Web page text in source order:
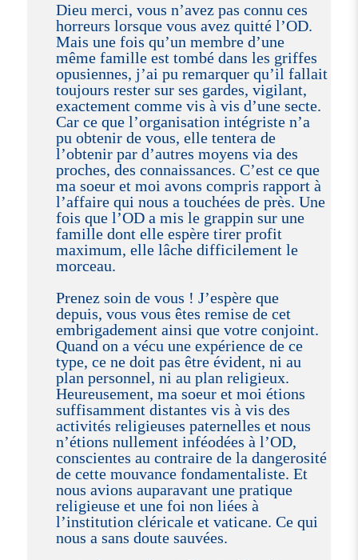
Dieu merci, vous n’avez pas connu ces
horreurs lorsque vous avez quitté l’OD.
Mais une fois qu’un membre d’une
même famille est tombé dans les griffes
opusiennes, j’ai pu remarquer qu’il fallait
toujours rester sur ses gardes, vigilant,
exactement comme vis à vis d’une secte.
Car ce que l’organisation intégriste n’a
pu obtenir de vous, elle tentera de
l’obtenir par d’autres moyens via des
proches, des connaissances. C’est ce que
ma soeur et moi avons compris rapport à
l’affaire qui nous a touchées de près. Une
fois que l’OD a mis le grappin sur une
famille dont elle espère tirer profit
maximum, elle lâche difficilement le
morceau.
Prenez soin de vous ! J’espère que
depuis, vous vous êtes remise de cet
embrigadement ainsi que votre conjoint.
Quand on a vécu une expérience de ce
type, ce ne doit pas être évident, ni au
plan personnel, ni au plan religieux.
Heureusement, ma soeur et moi étions
suffisamment distantes vis à vis des
activités religieuses paternelles et nous
n’étions nullement inféodées à l’OD,
conscientes au contraire de la dangerosité
de cette mouvance fondamentaliste. Et
nous avions auparavant une pratique
religieuse et une foi non liées à
l’institution cléricale et vaticane. Ce qui
nous a sans doute sauvées.